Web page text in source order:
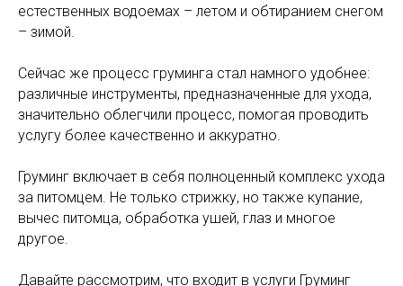
естественных водоемах – летом и обтиранием снегом
– зимой.
Сейчас же процесс груминга стал намного удобнее:
различные инструменты, предназначенные для ухода,
значительно облегчили процесс, помогая проводить
услугу более качественно и аккуратно.
Груминг включает в себя полноценный комплекс ухода
за питомцем. Не только стрижку, но также купание,
вычес питомца, обработка ушей, глаз и многое
другое.
Давайте рассмотрим, что входит в услуги Груминг